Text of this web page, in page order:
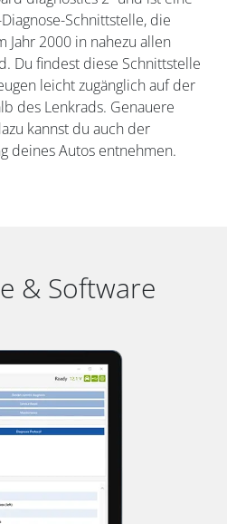
Schnittstelle, die
Jahr 2000 in nahezu allen
Du findest diese Schnittstelle
leicht zugänglich auf der
des Lenkrads. Genauere
kannst du auch der
deines Autos entnehmen.
& Software